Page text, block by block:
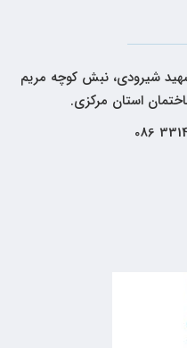
شیرودی، نبش کوچه مریم
استان مرکزی.